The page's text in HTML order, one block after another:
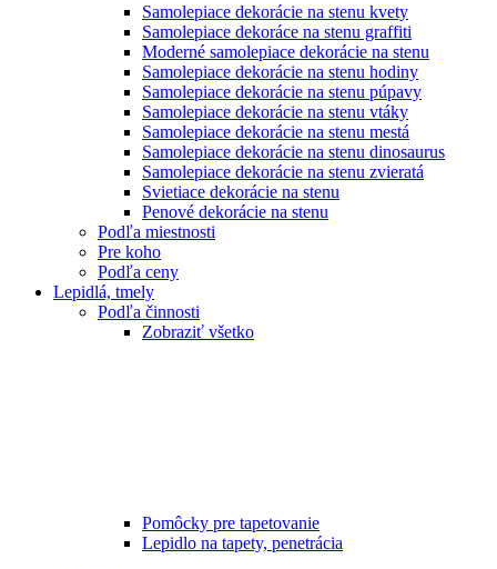
Samolepiace dekorácie na stenu kvety
Samolepiace dekoráce na stenu graffiti
Moderné samolepiace dekorácie na stenu
Samolepiace dekorácie na stenu hodiny
Samolepiace dekorácie na stenu púpavy
Samolepiace dekorácie na stenu vtáky
Samolepiace dekorácie na stenu mestá
Samolepiace dekorácie na stenu dinosaurus
Samolepiace dekorácie na stenu zvieratá
Svietiace dekorácie na stenu
Penové dekorácie na stenu
Podľa miestnosti
Pre koho
Podľa ceny
Lepidlá, tmely
Podľa činnosti
Zobraziť všetko
Pomôcky pre tapetovanie
Lepidlo na tapety, penetrácia